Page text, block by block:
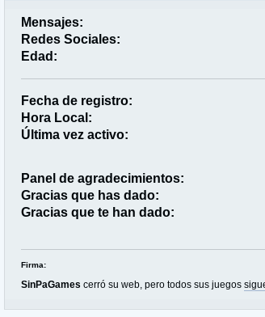
Mensajes:
Redes Sociales:
Edad:
Fecha de registro:
Hora Local:
Última vez activo:
Panel de agradecimientos:
Gracias que has dado:
Gracias que te han dado:
Firma:
SinPaGames cerró su web, pero todos sus juegos